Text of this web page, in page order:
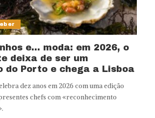
e… moda: em 2026, o
deixa de ser um
do Porto e chega a Lisboa
dez anos em 2026 com uma edição
chefs com «reconhecimento